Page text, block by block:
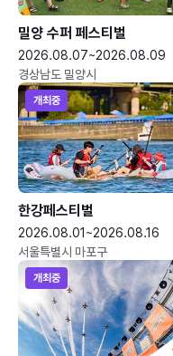
밀양 수퍼 페스티벌
2026.08.07~2026.08.09
경상남도 밀양시
개최중
한강페스티벌
2026.08.01~2026.08.16
서울특별시 마포구
개최중